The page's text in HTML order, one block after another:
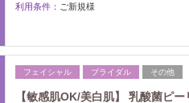
利用条件： ご新規様
フェイシャル ブライダル その他
【敏感肌OK/美白肌】 乳酸菌ピ